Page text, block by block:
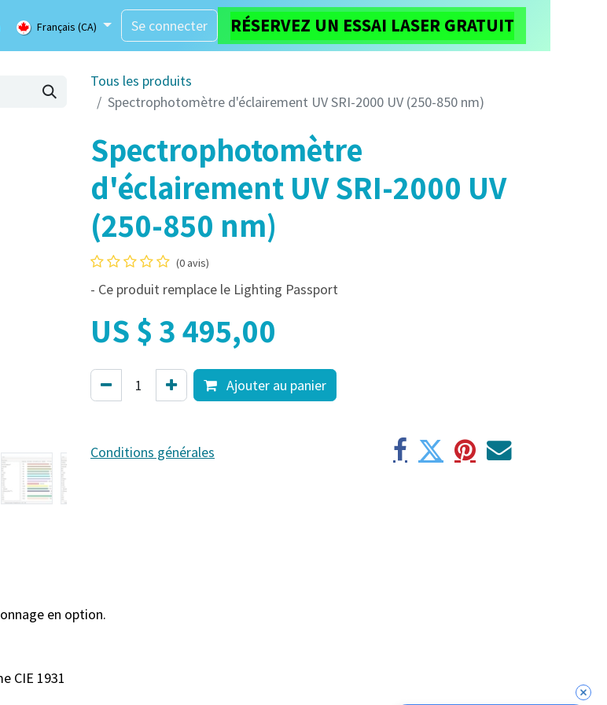
Marque Blogue Services LaserBlast Cobot À propos de nous
Français (CA) Se connecter RÉSERVEZ UN ESSAI LASER GRATUIT
Tous les produits
Spectrophotomètre d'éclairement UV SRI-2000 UV (250-850 nm)
Spectrophotomètre
d'éclairement UV SRI-2000 UV
(250-850 nm)
(0 avis)
- Ce produit remplace le Lighting Passport
US $ 3 495,00
Ajouter au panier
Conditions générales
en option.
CIE 1931